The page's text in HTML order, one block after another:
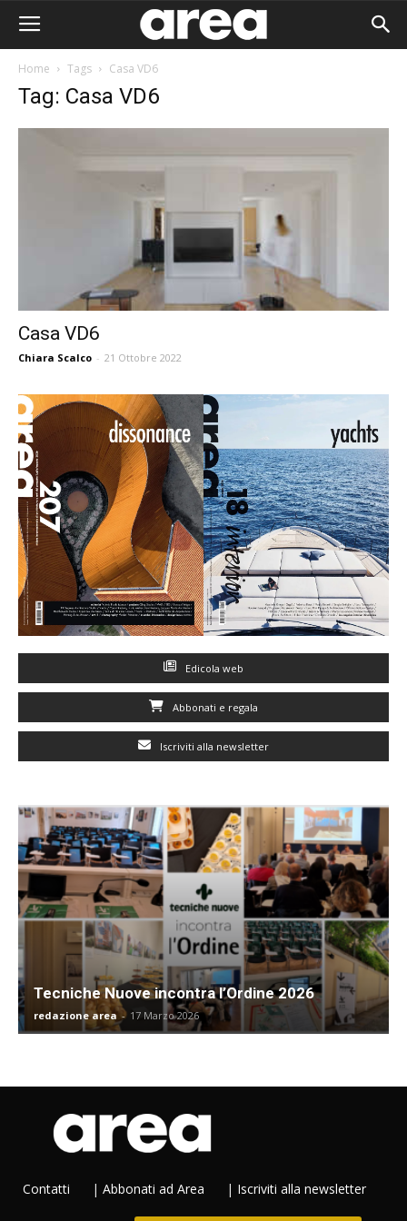
Home Tags Casa VD6
Tag: Casa VD6
Casa VD6
Chiara Scalco - 21 Ottobre 2022
Edicola web
Abbonati e regala
Iscriviti alla newsletter
Tecniche Nuove incontra l’Ordine 2026
redazione area - 17 Marzo 2026
Contatti | Abbonati ad Area | Iscriviti alla newsletter